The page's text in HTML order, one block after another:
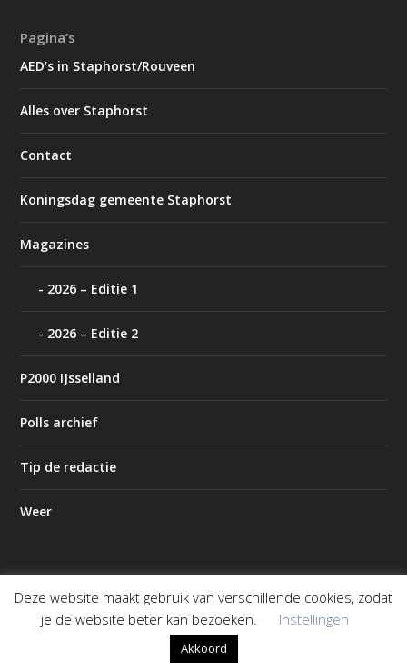
Pagina’s
AED’s in Staphorst/Rouveen
Alles over Staphorst
Contact
Koningsdag gemeente Staphorst
Magazines
2026 – Editie 1
2026 – Editie 2
P2000 IJsselland
Polls archief
Tip de redactie
Weer
Ontworpen doorElegant Themes | Mogelijk gemaakt door
WordPress
Deze website maakt gebruik van verschillende cookies, zodat
je de website beter kan bezoeken.
Instellingen
Akkoord